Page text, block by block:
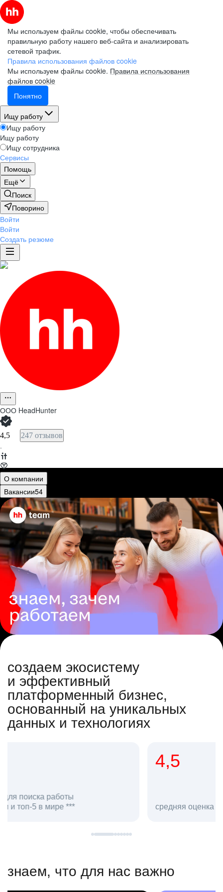
Мы используем файлы cookie, чтобы обеспечивать
правильную работу нашего веб-сайта и анализировать
сетевой трафик.
Правила использования файлов cookie
Мы используем файлы cookie. Правила использования
файлов cookie
Понятно
Ищу работу
Ищу работу
Ищу работу
Ищу сотрудника
Сервисы
Помощь
Ещё
Поиск
Поворино
Войти
Войти
Создать резюме
ООО HeadHunter
4,5 247 отзывов
·
О компании
Вакансии54
создаем экосистему
и эффективный
платформенный бизнес,
основанный на уникальных
данных и технологиях
средняя оценка hh.ru как работодателя **
в hh.ru
знаем, что для нас важно